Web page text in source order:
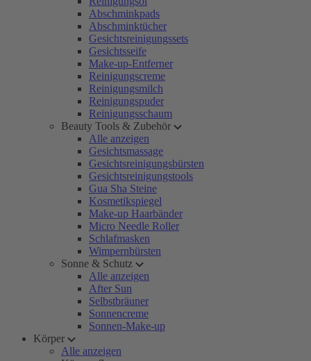
Abschminkpads
Abschminktücher
Gesichtsreinigungssets
Gesichtsseife
Make-up-Entferner
Reinigungscreme
Reinigungsmilch
Reinigungspuder
Reinigungsschaum
Beauty Tools & Zubehör
Alle anzeigen
Gesichtsmassage
Gesichtsreinigungsbürsten
Gesichtsreinigungstools
Gua Sha Steine
Kosmetikspiegel
Make-up Haarbänder
Micro Needle Roller
Schlafmasken
Wimpernbürsten
Sonne & Schutz
Alle anzeigen
After Sun
Selbstbräuner
Sonnencreme
Sonnen-Make-up
Körper
Alle anzeigen